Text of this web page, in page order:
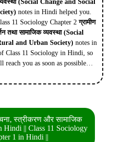
(Social Change and Social
notes in Hindi helped you.
11 Sociology Chapter 2ग्रामीण
तथा सामाजिक व्यवस्था (Social
and Urban Society) notes in
Class 11 Sociology in Hindi, so
reach you as soon as possible…
स्त्रीकरण और सामाजिक
Hindi || Class 11 Sociology
1 in Hindi ||